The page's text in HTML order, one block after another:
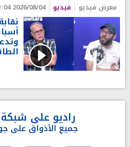
معرض فيديو فيديو 2026/08/04 11:04
راديو على شبكة
جميع الأذواق على